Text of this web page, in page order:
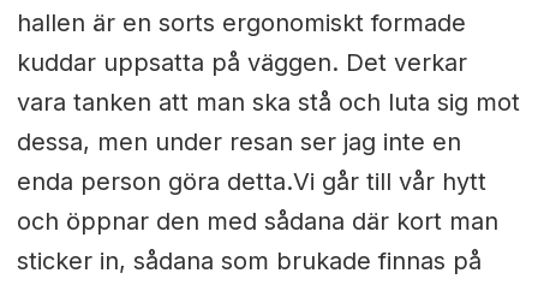
hallen är en sorts ergonomiskt formade
kuddar uppsatta på väggen. Det verkar
vara tanken att man ska stå och luta sig mot
dessa, men under resan ser jag inte en
enda person göra detta.Vi går till vår hytt
och öppnar den med sådana där kort man
sticker in, sådana som brukade finnas på